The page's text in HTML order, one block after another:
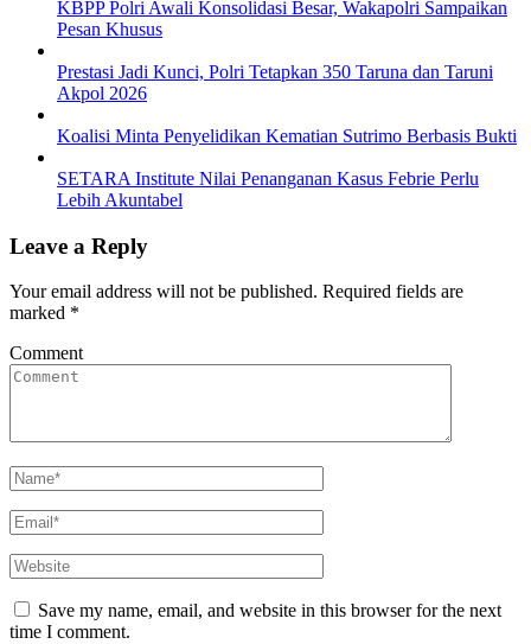
KBPP Polri Awali Konsolidasi Besar, Wakapolri Sampaikan
Pesan Khusus
Prestasi Jadi Kunci, Polri Tetapkan 350 Taruna dan Taruni
Akpol 2026
Koalisi Minta Penyelidikan Kematian Sutrimo Berbasis Bukti
SETARA Institute Nilai Penanganan Kasus Febrie Perlu
Lebih Akuntabel
Leave a Reply
Your email address will not be published. Required fields are
marked *
Comment
Save my name, email, and website in this browser for the next
time I comment.